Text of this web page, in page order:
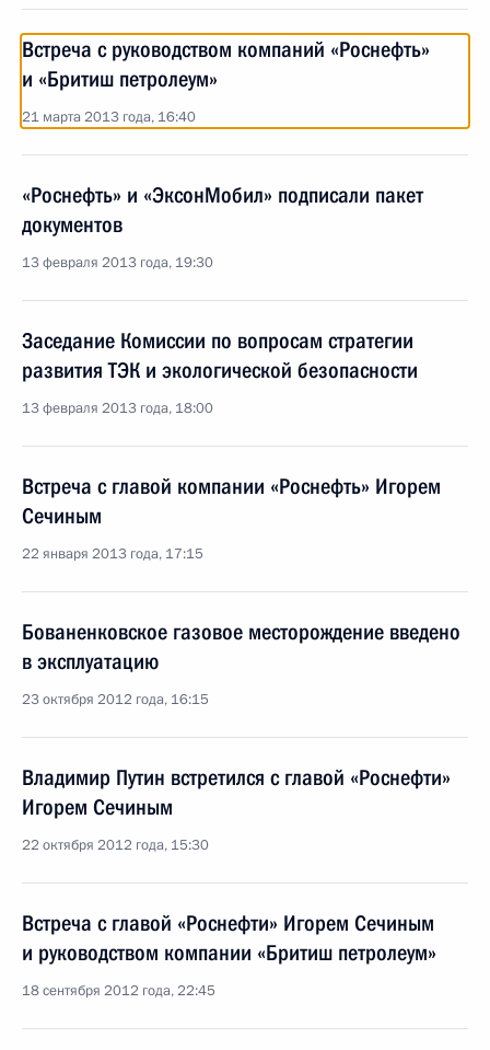
Встреча с руководством компаний «Роснефть»
и «Бритиш петролеум»
21 марта 2013 года, 16:40
«Роснефть» и «ЭксонМобил» подписали пакет
документов
13 февраля 2013 года, 19:30
Заседание Комиссии по вопросам стратегии
развития ТЭК и экологической безопасности
13 февраля 2013 года, 18:00
Встреча с главой компании «Роснефть» Игорем
Сечиным
22 января 2013 года, 17:15
Бованенковское газовое месторождение введено
в эксплуатацию
23 октября 2012 года, 16:15
Владимир Путин встретился с главой «Роснефти»
Игорем Сечиным
22 октября 2012 года, 15:30
Встреча с главой «Роснефти» Игорем Сечиным
и руководством компании «Бритиш петролеум»
18 сентября 2012 года, 22:45